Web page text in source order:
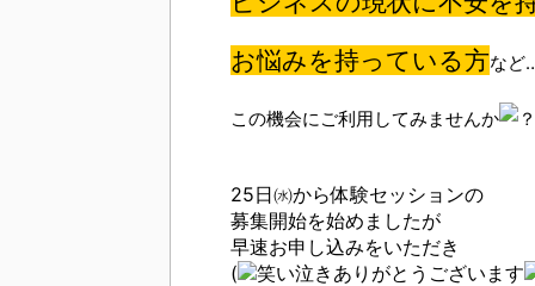
お悩みを持っている方など
この機会にご利用してみませんか
25日㈬から体験セッションの
募集開始を始めましたが
早速お申し込みをいただき
(
ありがとうございます